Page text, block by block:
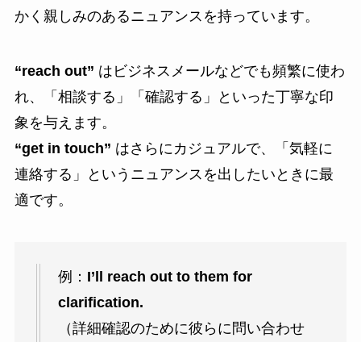
かく親しみのあるニュアンスを持っています。
“reach out” はビジネスメールなどでも頻繁に使わ
れ、「相談する」「確認する」といった丁寧な印
象を与えます。
“get in touch” はさらにカジュアルで、「気軽に
連絡する」というニュアンスを出したいときに最
適です。
例： I’ll reach out to them for
clarification.
（詳細確認のために彼らに問い合わせ